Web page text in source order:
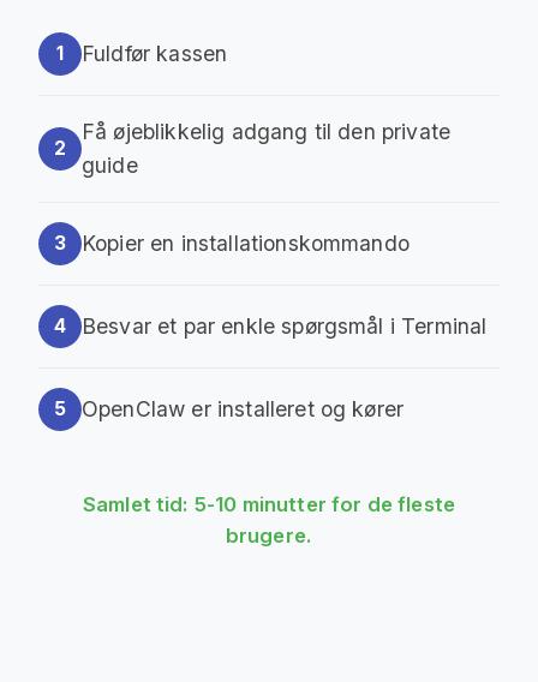
1 Fuldfør kassen
2
Få øjeblikkelig adgang til den private
guide
3 Kopier en installationskommando
4 Besvar et par enkle spørgsmål i Terminal
5 OpenClaw er installeret og kører
Samlet tid: 5-10 minutter for de fleste
brugere.